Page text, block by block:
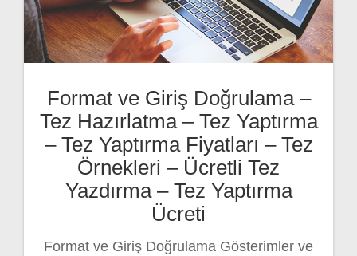
Format ve Giriş Doğrulama –
Tez Hazırlatma – Tez Yaptırma
– Tez Yaptırma Fiyatları – Tez
Örnekleri – Ücretli Tez
Yazdırma – Tez Yaptırma
Ücreti
Format ve Giriş Doğrulama Gösterimler ve